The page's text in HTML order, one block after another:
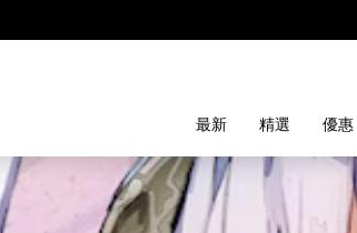
最新 精選 優惠